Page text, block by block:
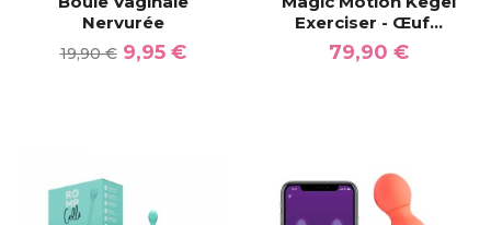
Nervurée
19,90 € 9,95 €
Exerciser - Œuf...
79,90 €